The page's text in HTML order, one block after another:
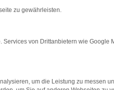
Funktioniert die Seite in
zu gewährleisten.
von Drittanbietern wie Google
um die Leistung zu messen